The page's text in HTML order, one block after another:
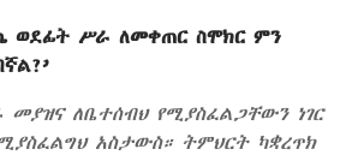
ወደፊት ሥራ ለመቀጠር ስሞክር ምን
ለቤተሰብህ የሚያስፈልጋቸውን ነገር
አስታውስ። ትምህርት ካቋረጥክ